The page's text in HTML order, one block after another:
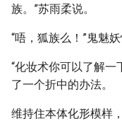
族。”苏雨柔说。
“唔，狐族么！”鬼魅妖
“化妆术你可以了解一
了一个折中的办法。
维持住本体化形模样